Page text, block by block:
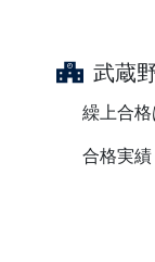
武蔵
繰上合
合格実